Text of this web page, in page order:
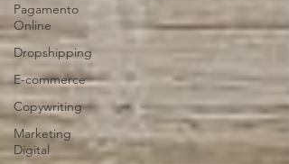
Pagamento
Online
Dropshipping
E-commerce
Copywriting
Marketing
Digital